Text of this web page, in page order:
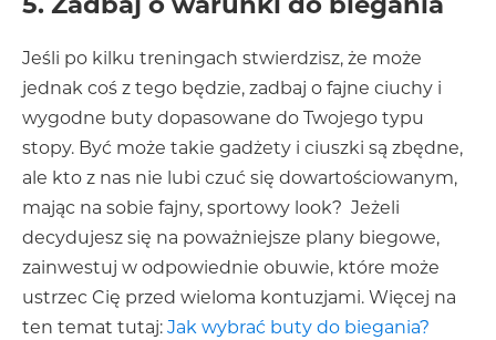
5. Zadbaj o warunki do biegania
Jeśli po kilku treningach stwierdzisz, że może
jednak coś z tego będzie, zadbaj o fajne ciuchy i
wygodne buty dopasowane do Twojego typu
stopy. Być może takie gadżety i ciuszki są zbędne,
ale kto z nas nie lubi czuć się dowartościowanym,
mając na sobie fajny, sportowy look? Jeżeli
decydujesz się na poważniejsze plany biegowe,
zainwestuj w odpowiednie obuwie, które może
ustrzec Cię przed wieloma kontuzjami. Więcej na
ten temat tutaj: Jak wybrać buty do biegania?